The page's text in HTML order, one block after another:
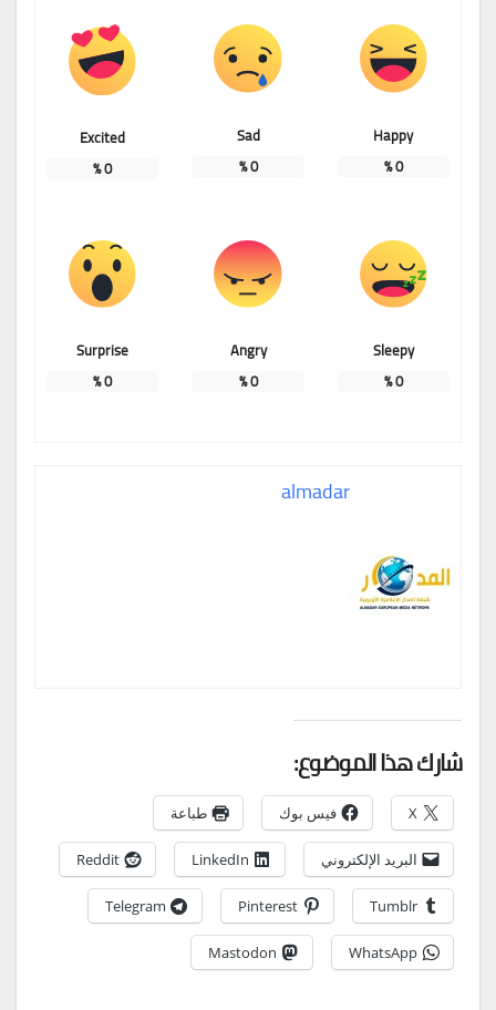
Happy
0
%
Sad
0
%
Excited
0
%
Sleepy
0
%
Angry
0
%
Surprise
0
%
almadar
شارك هذا الموضوع:
X فيس بوك طباعة
البريد الإلكتروني LinkedIn
Reddit
Tumblr
Pinterest
Telegram
WhatsApp
Mastodon